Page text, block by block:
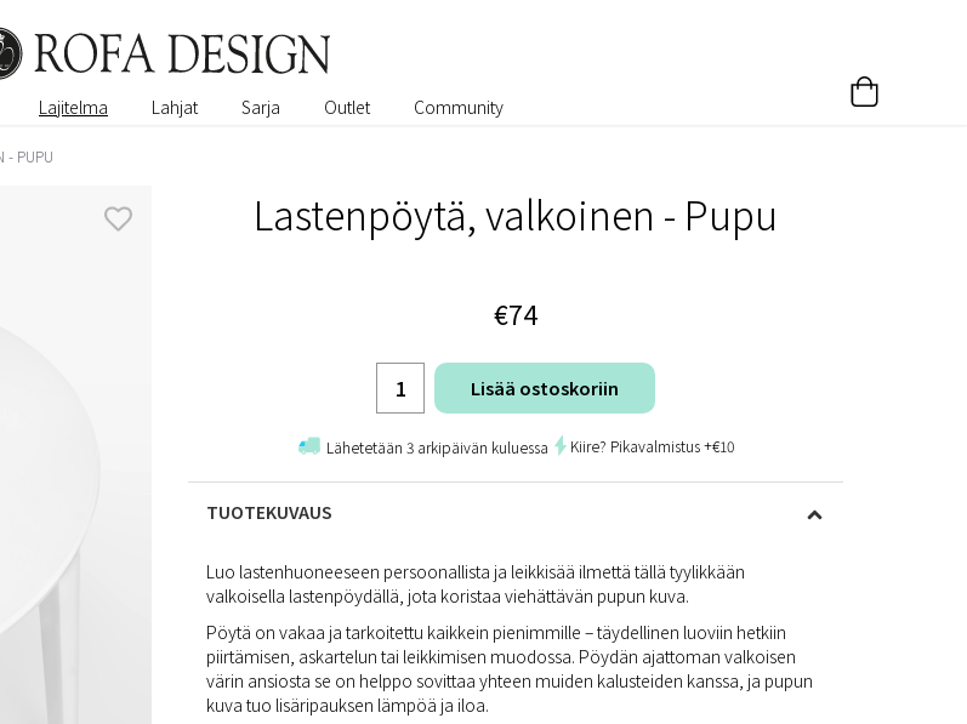
Lajitelma Lahjat Sarja Outlet Community
- PUPU
Lastenpöytä, valkoinen - Pupu
€74
Lisää ostoskoriin
Lähetetään 3 arkipäivän kuluessa Kiire? Pikavalmistus +€10
TUOTEKUVAUS
Luo lastenhuoneeseen persoonallista ja leikkisää ilmettä tällä tyylikkään
valkoisella lastenpöydällä, jota koristaa viehättävän pupun kuva.
Pöytä on vakaa ja tarkoitettu kaikkein pienimmille – täydellinen luoviin hetkiin
piirtämisen, askartelun tai leikkimisen muodossa. Pöydän ajattoman valkoisen
värin ansiosta se on helppo sovittaa yhteen muiden kalusteiden kanssa, ja pupun
kuva tuo lisäripauksen lämpöä ja iloa.